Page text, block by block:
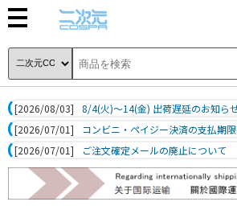
[2026/08/03]
8/4(火)～14(金) 出荷遅延のお知ら
[2026/07/01]
コンビニ・ペイジー決済の支払期
[2026/07/01]
ご注文確定メールの廃止について